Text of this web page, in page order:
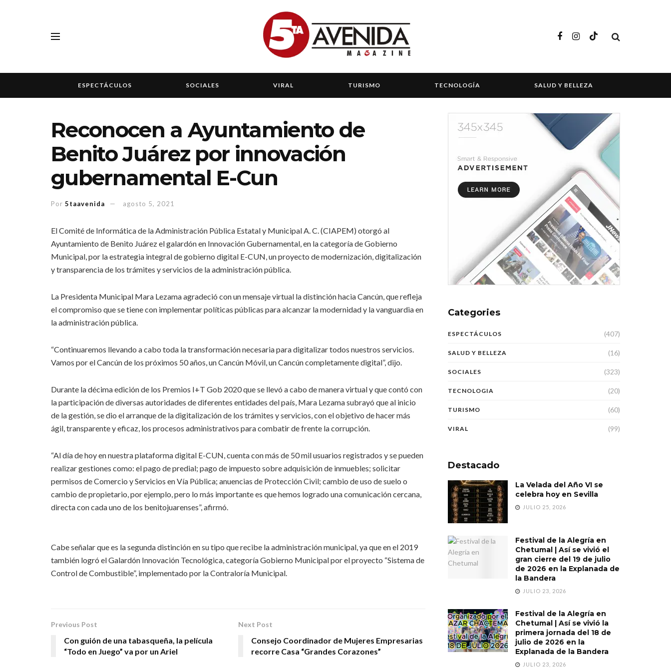
ESPECTÁCULOS SOCIALES VIRAL TURISMO TECNOLOGÍA SALUD Y BELLEZA
Reconocen a Ayuntamiento de
Benito Juárez por innovación
gubernamental E-Cun
Por 5taavenida agosto 5, 2021
El Comité de Informática de la Administración Pública Estatal y Municipal A. C. (CIAPEM) otorgó al
Ayuntamiento de Benito Juárez el galardón en Innovación Gubernamental, en la categoría de Gobierno
Municipal, por la estrategia integral de gobierno digital E-CUN, un proyecto de modernización, digitalización
y transparencia de los trámites y servicios de la administración pública.
La Presidenta Municipal Mara Lezama agradeció con un mensaje virtual la distinción hacia Cancún, que refleja
el compromiso que se tiene con implementar políticas públicas para alcanzar la modernidad y la vanguardia en
la administración pública.
“Continuaremos llevando a cabo toda la transformación necesaria para digitalizar todos nuestros servicios.
Vamos por el Cancún de los próximos 50 años, un Cancún Móvil, un Cancún completamente digital”, dijo.
Durante la décima edición de los Premios I+T Gob 2020 que se llevó a cabo de manera virtual y que contó con
la participación de diversas autoridades de diferentes entidades del país, Mara Lezama subrayó que al inicio
de la gestión, se dio el arranque de la digitalización de los trámites y servicios, con el objetivo de hacer más
ágil, transparente y eficaz, los procesos administrativos para combatir de frente la corrupción.
“Al día de hoy en nuestra plataforma digital E-CUN, cuenta con más de 50 mil usuarios registrados y se pueden
realizar gestiones como: el pago de predial; pago de impuesto sobre adquisición de inmuebles; solicitar
permisos de Comercio y Servicios en Vía Pública; anuencias de Protección Civil; cambio de uso de suelo o
cambio de propietario, por ejemplo, pero lo más importante es que hemos logrado una comunicación cercana,
directa con cada uno de los benitojuarenses”, afirmó.
Cabe señalar que es la segunda distinción en su tipo que recibe la administración municipal, ya que en el 2019
también logró el Galardón Innovación Tecnológica, categoría Gobierno Municipal por el proyecto “Sistema de
Control de Combustible”, implementado por la Contraloría Municipal.
Previous Post
Con guión de una tabasqueña, la película
“Todo en Juego” va por un Ariel
Next Post
Consejo Coordinador de Mujeres Empresarias
recorre Casa “Grandes Corazones”
Categories
ESPECTÁCULOS (407)
SALUD Y BELLEZA (16)
SOCIALES (323)
TECNOLOGIA (20)
TURISMO (60)
VIRAL (99)
Destacado
La Velada del Año VI se
celebra hoy en Sevilla
JULIO 25, 2026
Festival de la Alegría en
Chetumal | Así se vivió el
gran cierre del 19 de julio
de 2026 en la Explanada de
la Bandera
JULIO 23, 2026
Festival de la Alegría en
Chetumal | Así se vivió la
primera jornada del 18 de
julio de 2026 en la
Explanada de la Bandera
JULIO 23, 2026